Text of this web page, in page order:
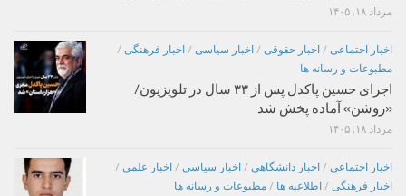
مرداد ۱۸, ۱۴۰۵
اخبار اجتماعی / اخبار حقوقی / اخبار سیاسی / اخبار فرهنگی /
مطبوعات و رسانه ها
اجرای حسین پاکدل پس از ۳۳ سال در تلویزیون/
«روشن» آماده پخش شد
مرداد ۱۸, ۱۴۰۵
اخبار اجتماعی / اخبار دانشگاهی / اخبار سیاسی / اخبار علمی /
اخبار فرهنگی / اطلاعیه ها / مطبوعات و رسانه ها